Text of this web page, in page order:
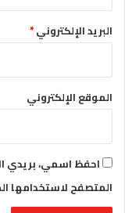
البريد الإلكتروني*
الموقع الإلكتروني
احفظ اسمي، بريدي
المتصفح لاستخدامها